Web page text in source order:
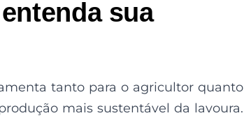
sua
tanto para o agricultor quanto
mais sustentável da lavoura.